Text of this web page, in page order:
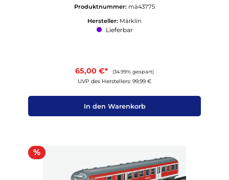
Produktnummer: mä43775
Hersteller: Märklin
Lieferbar
65,00 €* (34.99% gespart)
UVP des Herstellers: 99,99 €
In den Warenkorb
%Rabatt